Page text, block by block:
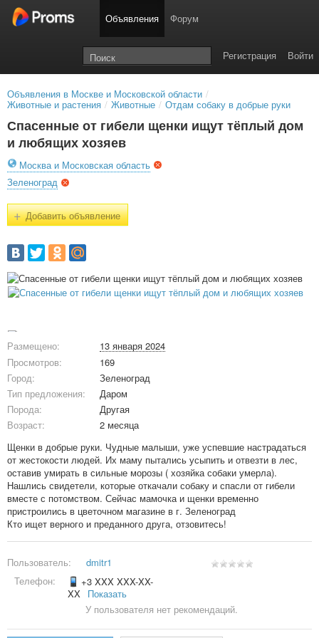
Объявления Форум
Войти
Регистрация
Объявления в Москве и Московской области /
Животные и растения / Животные / Отдам собаку в добрые руки
Спасенные от гибели щенки ищут тёплый дом
и любящих хозяев
Москва и Московская область
Зеленоград
+Добавить объявление
Размещено:
13 января 2024
Просмотров:
169
Город:
Зеленоград
Тип предложения:
Даром
Порода:
Другая
Возраст:
2 месяца
Щенки в добрые руки. Чудные малыши, уже успевшие настрадаться
от жестокости людей. Их маму пытались усыпить и отвезти в лес,
оставив умирать в сильные морозы ( хозяйка собаки умерла).
Нашлись свидетели, которые откачали собаку и спасли от гибели
вместе с потомством. Сейчас мамочка и щенки временно
пристроились в цветочном магазине в г. Зеленоград
Кто ищет верного и преданного друга, отзовитесь!
Пользователь:
dmitr1
Телефон:
+3 XXX XXX-XX-
XX Показать
У пользователя нет рекомендаций.